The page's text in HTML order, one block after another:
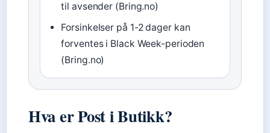
til avsender (Bring.no)
Forsinkelser på 1-2 dager kan
forventes i Black Week-perioden
(Bring.no)
Hva er Post i Butikk?